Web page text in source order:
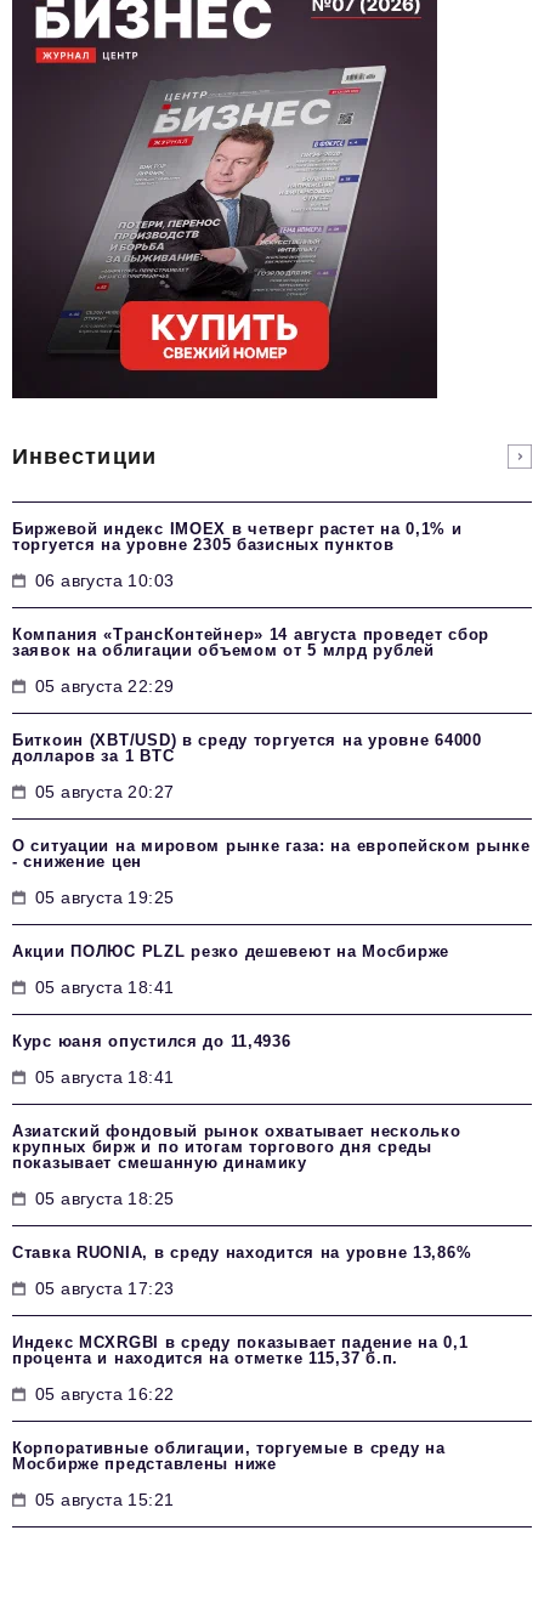
Инвестиции
Биржевой индекс IMOEX в четверг растет на 0,1% и
торгуется на уровне 2305 базисных пунктов
06 августа 10:03
Компания «ТрансКонтейнер» 14 августа проведет сбор
заявок на облигации объемом от 5 млрд рублей
05 августа 22:29
Биткоин (XBT/USD) в среду торгуется на уровне 64000
долларов за 1 BTC
05 августа 20:27
О ситуации на мировом рынке газа: на европейском рынке
- снижение цен
05 августа 19:25
Акции ПОЛЮС PLZL резко дешевеют на Мосбирже
05 августа 18:41
Курс юаня опустился до 11,4936
05 августа 18:41
Азиатский фондовый рынок охватывает несколько
крупных бирж и по итогам торгового дня среды
показывает смешанную динамику
05 августа 18:25
Ставка RUONIA, в среду находится на уровне 13,86%
05 августа 17:23
Индекс MCXRGBI в среду показывает падение на 0,1
процента и находится на отметке 115,37 б.п.
05 августа 16:22
Корпоративные облигации, торгуемые в среду на
Мосбирже представлены ниже
05 августа 15:21